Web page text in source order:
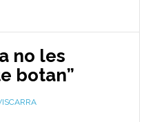
no les
botan”